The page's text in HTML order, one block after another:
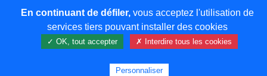
En continuant de défiler,vous acceptez l'utilisation de
services tiers pouvant installer des cookies
✓ OK, tout accepter ✗ Interdire tous les cookies
Personnaliser